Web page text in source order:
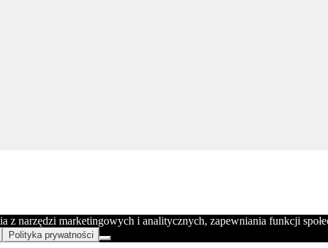
narzędzi marketingowych i analitycznych, zapewniania funkcji
Polityka prywatności